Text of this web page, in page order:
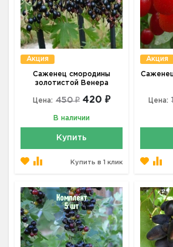
Акция
Саженец смородины
золотистой Венера
Цена: 450 ₽ 420 ₽
В наличии
Купить
Купить в 1 клик
Акция
Саженец
Цена: